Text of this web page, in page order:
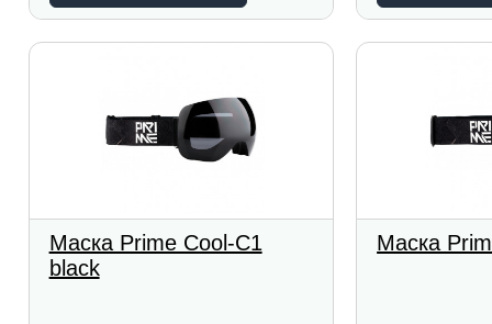
Маска Prime Cool-C1
black
Маска